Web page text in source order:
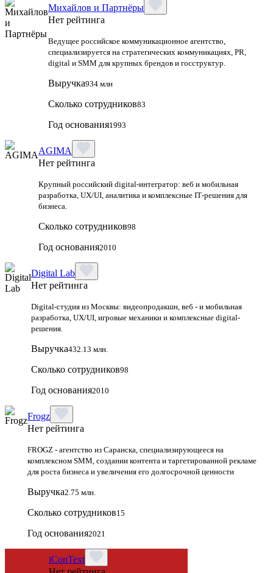
Михайлов и Партнёры
Нет рейтинга
Ведущее российское коммуникационное агентство,
специализируется на стратегических коммуникациях, PR,
digital и SMM для крупных брендов и госструктур.
Выручка934 млн
Сколько сотрудников83
Год основания1993
AGIMA
Нет рейтинга
Крупный российский digital‑интегратор: веб и мобильная
разработка, UX/UI, аналитика и комплексные IT‑решения для
бизнеса.
Сколько сотрудников98
Год основания2010
Digital Lab
Нет рейтинга
Digital-студия из Москвы: видеопродакшн, веб - и мобильная
разработка, UX/UI, игровые механики и комплексные digital-
решения.
Выручка432.13 млн.
Сколько сотрудников98
Год основания2010
Frogz
Нет рейтинга
FROGZ - агентство из Саранска, специализирующееся на
комплексном SMM, создании контента и таргетированной рекламе
для роста бизнеса и увеличения его долгосрочной ценности
Выручка2.75 млн.
Сколько сотрудников15
Год основания2021
iConText